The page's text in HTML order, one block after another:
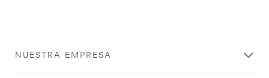
NUESTRA EMPRESA